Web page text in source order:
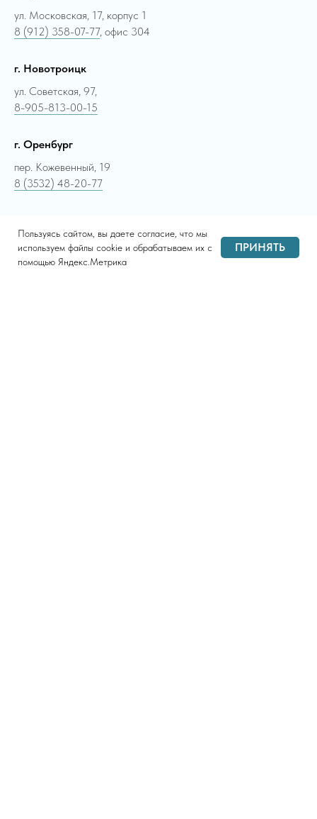
ул. Московская, 17, корпус 1
8 (912) 358-07-77, офис 304
г. Новотроицк
ул. Советская, 97,
8-905-813-00-15
г. Оренбург
пер. Кожевенный, 19
8 (3532) 48-20-77
Пользуясь сайтом, вы даете согласие, что мы
используем файлы cookie и обрабатываем их с
помощью Яндекс.Метрика
ПРИНЯТЬ